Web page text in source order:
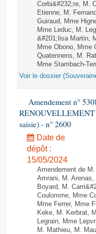
Corbi&#232;re, M.
Etienne, M.
Guiraud, Mme
Mme Leduc, M.
&#201;lisa Martin,
Mme Obono, Mme
Quatennens, M.
Mme Stambach-
Voir le dossier
Amendement n°
RENOUVELLEMENT
saisie) - n° 2600
Date de
dépôt :
15/05/2024
Amendement de
Amrani, M.
Boyard, M.
Coulomme, Mme
Mme Ferrer, Mme
Keke, M. Kerbrat,
Legrain, Mme
M. Mathieu, M.